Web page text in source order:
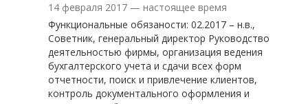
14 февраля 2017 — настоящее время
Функциональные обязаности: 02.2017 – н.в.,
Советник, генеральный директор Руководство
деятельностью фирмы, организация ведения
бухгалтерского учета и сдачи всех форм
отчетности, поиск и привлечение клиентов,
контроль документального оформления и